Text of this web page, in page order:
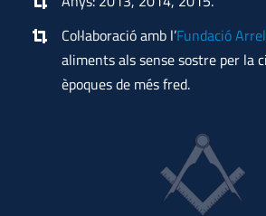
Col·laboració amb l’Fundació
aliments als sense sostre per la
èpoques de més fred.